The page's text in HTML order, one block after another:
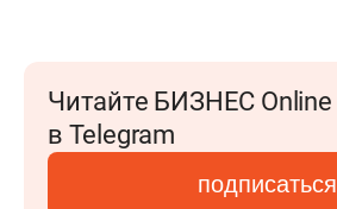
Читайте БИЗНЕС Online
в Telegram
подписаться